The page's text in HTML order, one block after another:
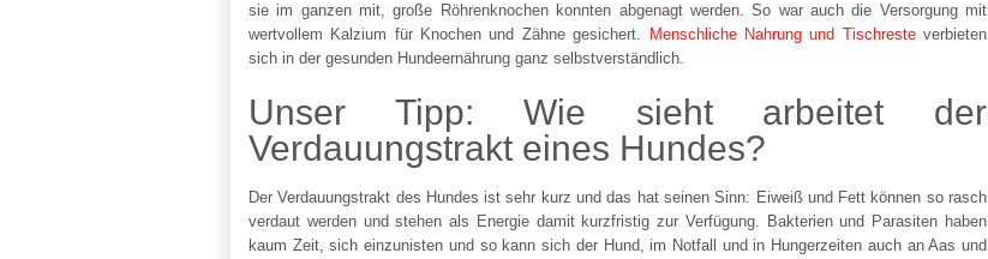
sie im ganzen mit, große Röhrenknochen konnten abgenagt werden. So war auch die Versorgung mit
wertvollem Kalzium für Knochen und Zähne gesichert.
Menschliche Nahrung und Tischresteverbieten
sich in der gesunden Hundeernährung ganz selbstverständlich.
Unser Tipp: Wie sieht arbeitet der
Verdauungstrakt eines Hundes?
Der Verdauungstrakt des Hundes ist sehr kurz und das hat seinen Sinn: Eiweiß und Fett können so rasch
verdaut werden und stehen als Energie damit kurzfristig zur Verfügung. Bakterien und Parasiten haben
kaum Zeit, sich einzunisten und so kann sich der Hund, im Notfall und in Hungerzeiten auch an Aas und